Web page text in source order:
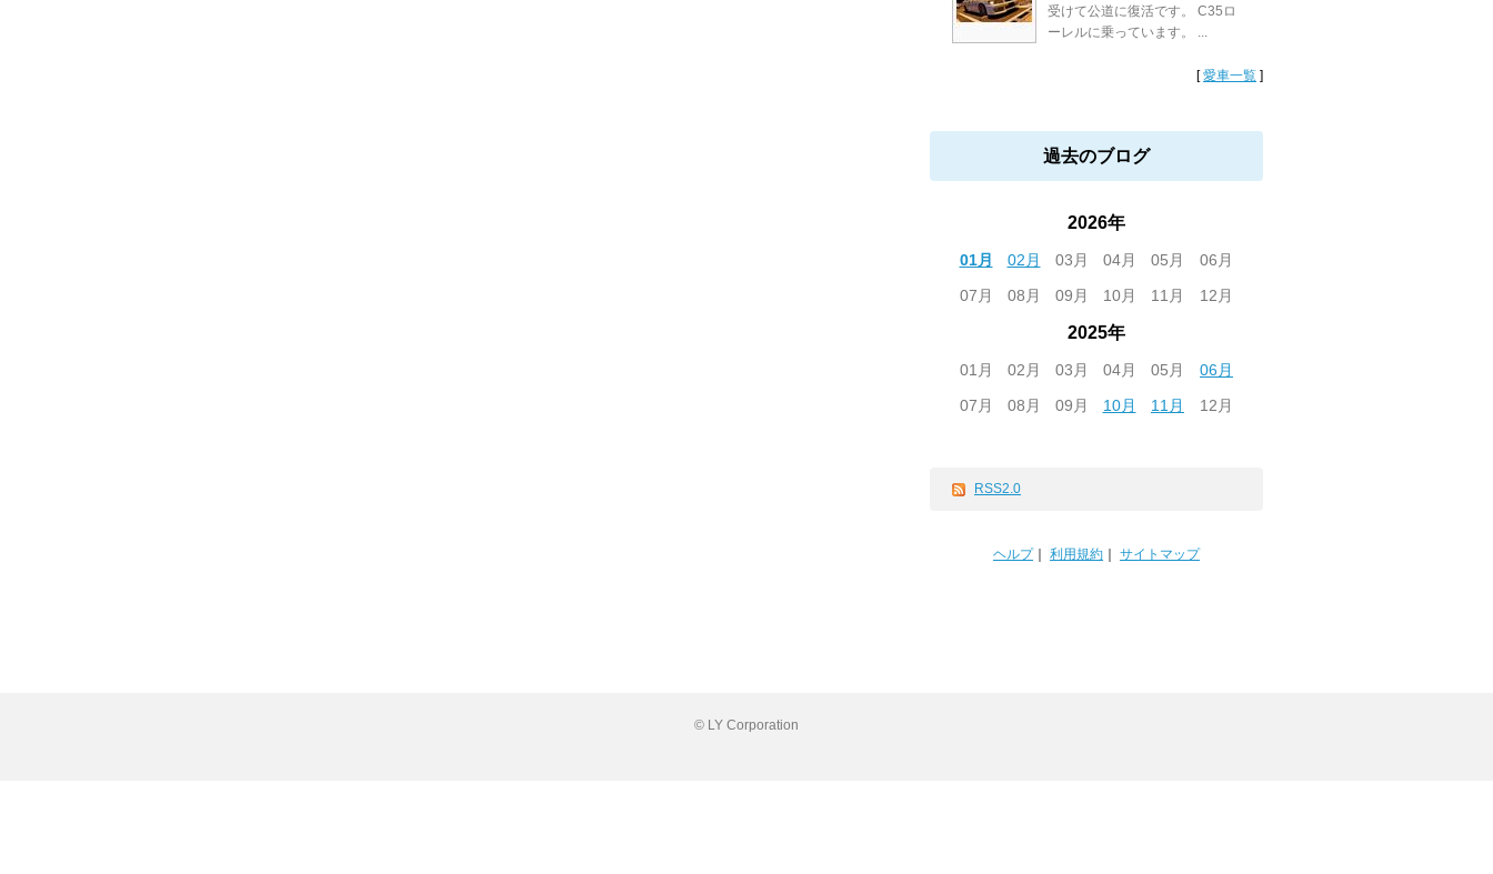
受けて公道に復活です。 C35ロ
ーレルに乗っています。 ...
[愛車一覧 ]
過去のブログ
2026年
01月 02月 03月 04月 05月
06月
07月
08月 09月 10月 11月 12月
2025年
01月 02月 03月 04月 05月
06月
07月
08月 09月 10月 11月 12月
RSS2.0
ヘルプ｜ 利用規約 サイトマップ
© LY Corporation